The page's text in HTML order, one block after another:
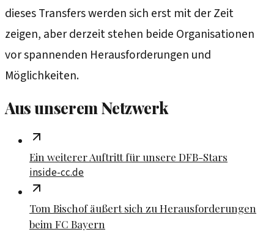
dieses Transfers werden sich erst mit der Zeit
zeigen, aber derzeit stehen beide Organisationen
vor spannenden Herausforderungen und
Möglichkeiten.
Aus unserem Netzwerk
Ein weiterer Auftritt für unsere DFB-Stars
inside-cc.de
Tom Bischof äußert sich zu Herausforderungen
beim FC Bayern